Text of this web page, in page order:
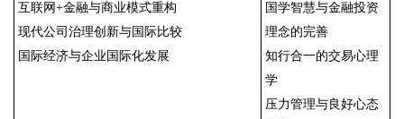
互联网+金融与商业模式重构
现代公司治理创新与国际比较
国际经济与企业国际化发展
国学智慧与金融投资
理念的完善
知行合一的交易心理
学
压力管理与良好心态